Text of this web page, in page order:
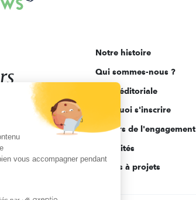
Notre histoire
Qui sommes-nous ?
Ligne éditoriale
Pourquoi s'inscrire
Acteurs de l'engagement
Actualités
Appels à projets
vous accompagner pendant